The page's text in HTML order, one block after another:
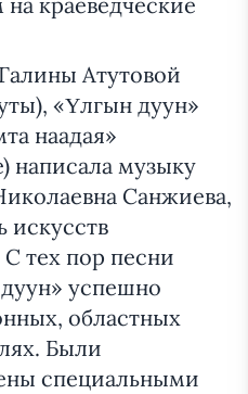
Атутовой
«Үлгын дуун»
наадая»
написала музыку
Санжиева,
искусств
тех пор песни
успешно
областных
Были
специальными